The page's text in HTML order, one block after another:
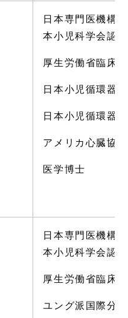
日本専門医機構
本小児科学会認
厚生労働省臨床
日本小児循環器
日本小児循環器
アメリカ心臓協
医学博士
日本専門医機構
本小児科学会認
厚生労働省臨床
ユング派国際分